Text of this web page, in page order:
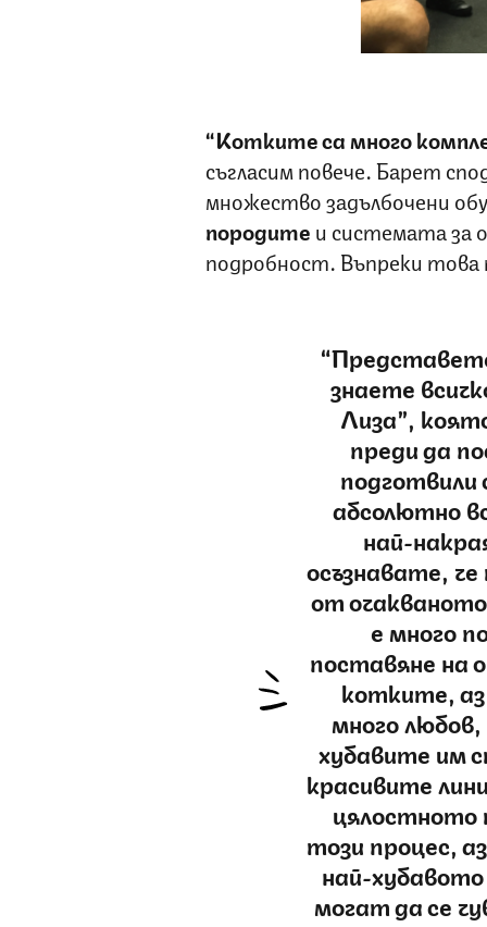
“Котките са много
съгласим повече. Барет
множество задълбочени
породите и системата за
подробност. Въпреки
знаете
Лиза”,
преди да
абсолютно
най-
осъзнавате,
от
е много
поставяне на
котките,
много
хубавите им
красивите
цялостното
този процес,
най-
могат да се